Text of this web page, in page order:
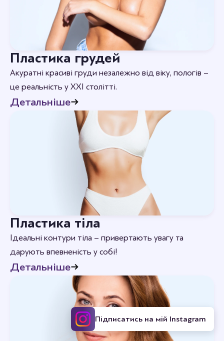
Пластика грудей
Акуратні красиві груди незалежно від віку, пологів –
це реальність у XXI столітті.
Детальніше
Пластика тіла
Ідеальні контури тіла – привертають увагу та
дарують впевненість у собі!
Детальніше
Підписатись на мій Instagram